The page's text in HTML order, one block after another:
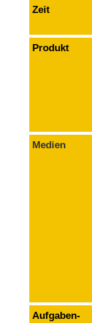
Zeit
Produkt
Medien
Aufgaben­